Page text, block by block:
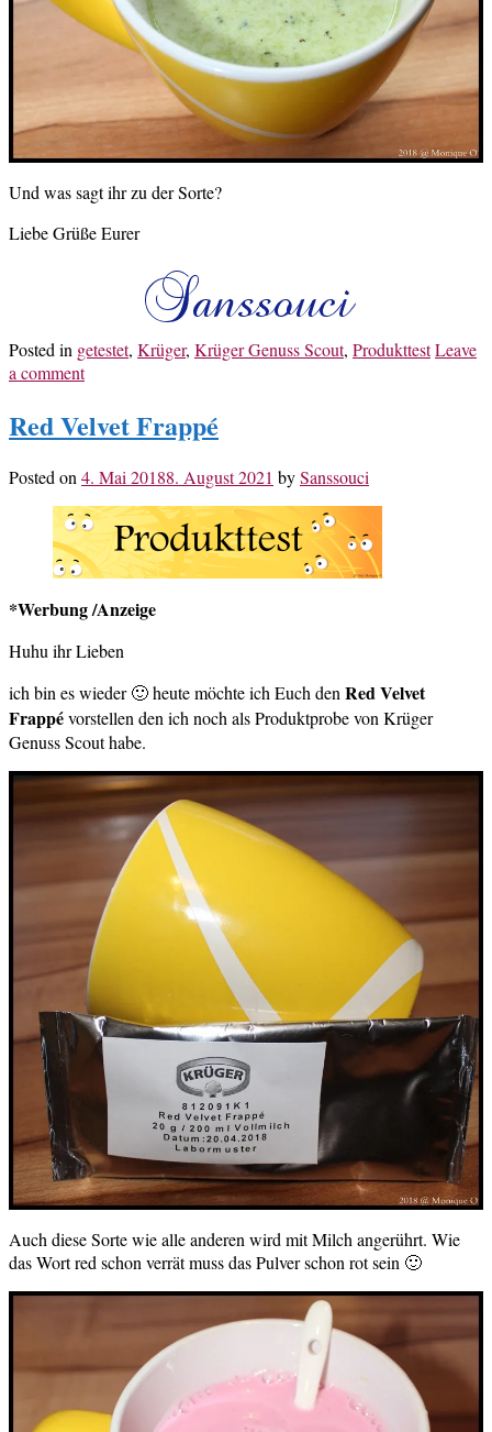
Und was sagt ihr zu der Sorte?
Liebe Grüße Eurer
Posted in getestet, Krüger, Krüger Genuss Scout, ProdukttestLeave
a comment
Red Velvet Frappé
Posted on4. Mai 20188. August 2021 bySanssouci
*Werbung /Anzeige
Huhu ihr Lieben
ich bin es wieder 🙂 heute möchte ich Euch denRed Velvet
Frappévorstellen den ich noch als Produktprobe von Krüger
Genuss Scout habe.
Auch diese Sorte wie alle anderen wird mit Milch angerührt. Wie
das Wort red schon verrät muss das Pulver schon rot sein 🙂